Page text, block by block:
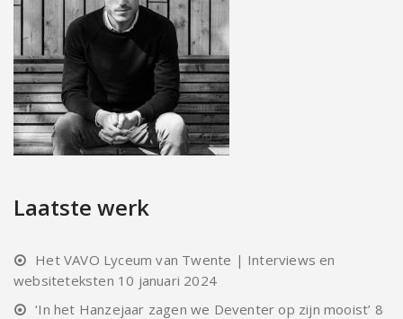
Laatste werk
Het VAVO Lyceum van Twente | Interviews en
websiteteksten 10 januari 2024
‘In het Hanzejaar zagen we Deventer op zijn mooist’ 8